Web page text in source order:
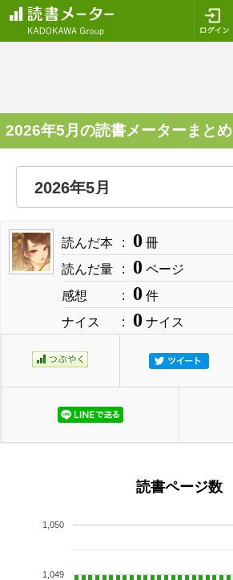
2026年5月の読書メーターまとめ
読んだ本 0 冊
読んだ量
0 ページ
感想
0 件
ナイス
0 ナイス
読書ページ数
1,049
1,050